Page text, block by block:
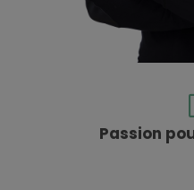
Passion